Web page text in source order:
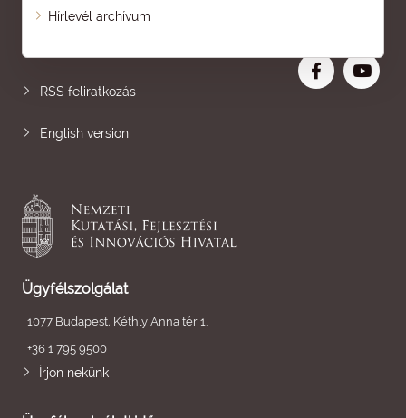
Hírlevél archívum
Oldaltérkép
RSS feliratkozás
English version
Ügyfélszolgálat
1077 Budapest, Kéthly Anna tér 1.
+36 1 795 9500
Írjon nekünk